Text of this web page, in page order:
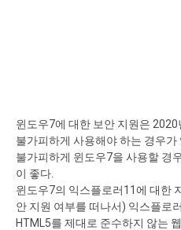
윈도우7에 대한 보안 지원은
불가피하게 사용해야 하는 경우가
불가피하게 윈도우7을 사용할 경
이 좋다.
윈도우7의 익스플로러11에 대한
안 지원 여부를 떠나서) 익스플로
HTML5를 제대로 준수하지 않는